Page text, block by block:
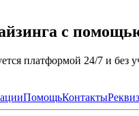
с
платформой 24/7 и без
ПомощьКонтакты